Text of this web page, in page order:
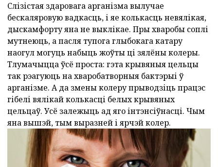
Слізістая здаровага арганізма вылучае
бескаляровую вадкасць, і яе колькасць невялікая,
дыскамфорту яна не выклікае. Пры хваробы соплі
мутнеюць, а пасля тупога глыбокага катару
наогул могуць набыць жоўты ці зялёны колеры.
Тлумачыцца ўсё проста: гэта крывяныя цельцы
так рэагуюць на хваробатворныя бактэрыі ў
арганізме. А да змены колеру прыводзіць працэс
гібелі вялікай колькасці белых крывяных
цельцаў. Усё залежыць ад яго інтэнсіўнасці. Чым
яна вышэй, тым выразней і ярчэй колер.